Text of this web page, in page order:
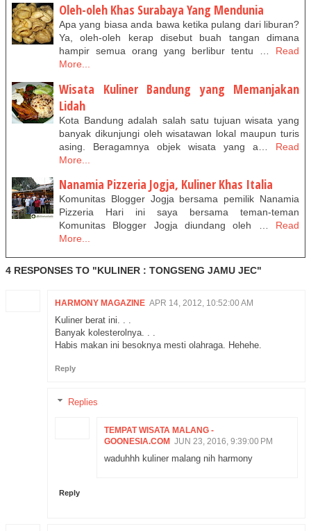
Oleh-oleh Khas Surabaya Yang Mendunia
Apa yang biasa anda bawa ketika pulang dari liburan?
Ya, oleh-oleh kerap disebut buah tangan dimana
hampir semua orang yang berlibur tentu …
Read
More...
Wisata Kuliner Bandung yang Memanjakan
Lidah
Kota Bandung adalah salah satu tujuan wisata yang
banyak dikunjungi oleh wisatawan lokal maupun turis
asing. Beragamnya objek wisata yang a…
Read
More...
Nanamia Pizzeria Jogja, Kuliner Khas Italia
Komunitas Blogger Jogja bersama pemilik Nanamia
Pizzeria Hari ini saya bersama teman-teman
Komunitas Blogger Jogja diundang oleh …
Read
More...
4 RESPONSES TO "KULINER : TONGSENG JAMU JEC"
HARMONY MAGAZINE APR 14, 2012, 10:52:00 AM
Kuliner berat ini. . .
Banyak kolesterolnya. . .
Habis makan ini besoknya mesti olahraga. Hehehe.
Reply
Replies
TEMPAT WISATA MALANG -
GOONESIA.COM JUN 23, 2016, 9:39:00 PM
waduhhh kuliner malang nih harmony
Reply